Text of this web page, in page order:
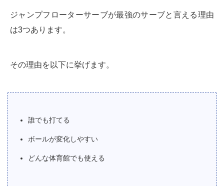
ジャンプフローターサーブが最強のサーブと言える理由
は3つあります。
その理由を以下に挙げます。
誰でも打てる
ボールが変化しやすい
どんな体育館でも使える